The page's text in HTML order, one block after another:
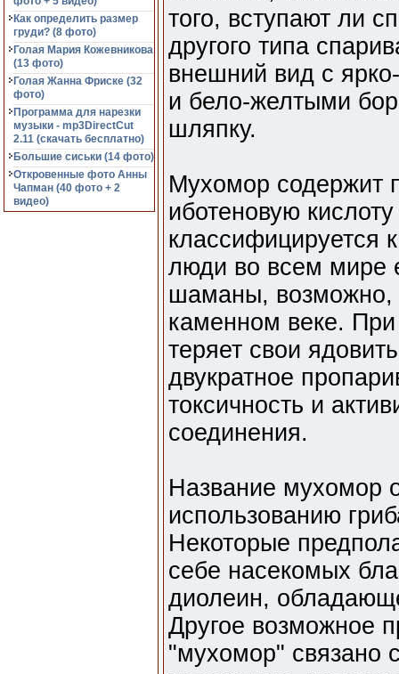
Как определить размер
груди? (8 фото)
Голая Мария Кожевникова
(13 фото)
Голая Жанна Фриске (32
фото)
Программа для нарезки
музыки - mp3DirectCut
2.11 (cкачать бесплатно)
Большие сиськи (14 фото)
Откровенные фото Анны
Чапман (40 фото + 2
видео)
того, вступают ли
другого типа
внешний вид с
и бело-желтыми
шляпку.
Мухомор содержит
иботеновую
классифицируется
люди во всем мире
шаманы, возможно,
каменном веке. При
теряет свои
двукратное
токсичность и
соединения.
Название мухомор
использованию
Некоторые
себе насекомых
диолеин,
Другое возможное
"мухомор" связано